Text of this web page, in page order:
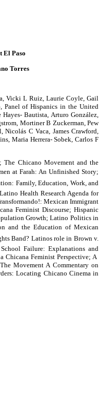
El Paso
Torres
Vicki L Ruiz, Laurie Coyle, Gail
Panel of Hispanics in the United
Bautista, Arturo González,
Mortiner B Zuckerman, Pew
Nicolás C Vaca, James Crawford,
Maria Herrera- Sobek, Carlos F
Chicano Movement and the
at Farah: An Unfinished Story;
Family, Education, Work, and
Health Research Agenda for
Mexican Immigrant
Feminist Discourse; Hispanic
Growth; Latino Politics in
and the Education of Mexican
Band? Latinos role in Brown v.
Failure: Explanations and
Chicana Feminist Perspective; A
Movement A Commentary on
Locating Chicano Cinema in